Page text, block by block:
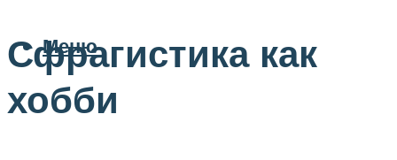
Меню
Сфрагистика как
хобби